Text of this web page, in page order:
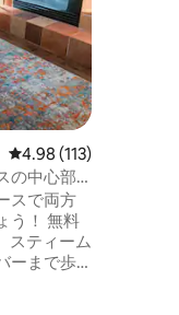
レビュー113件、5つ
4.98 (113)
の中心部
も歩いて
スで両方
う！ 無料
スティーム
ーまで歩
ーアワ
ミュー